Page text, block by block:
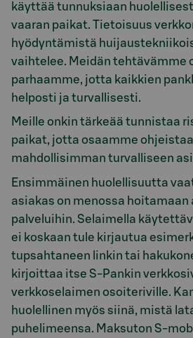
käyttää tunnuksiaan
vaaran paikat. Tietoisuus
hyödyntämistä
vaihtelee. Meidän tehtävämme
parhaamme, jotta kaikkien
helposti ja turvallisesti.
Meille onkin tärkeää tunnistaa
paikat, jotta osaamme
mahdollisimman turvalliseen
Ensimmäinen huolellisuutta
asiakas on menossa
palveluihin. Selaimella
ei koskaan tule kirjautua
tupsahtaneen linkin tai
kirjoittaa itse S-Pankin
verkkoselaimen osoiteriville.
huolellinen myös siinä, mistä
puhelimeensa. Maksuton S-